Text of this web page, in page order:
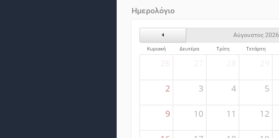
Ημερολόγιο
Προηγούμενος Μήνας Αύγουστος 2026
Κυριακή
Δευτέρα Τρίτη Τετάρτη
26
2 3 4 5
9 10 11 12